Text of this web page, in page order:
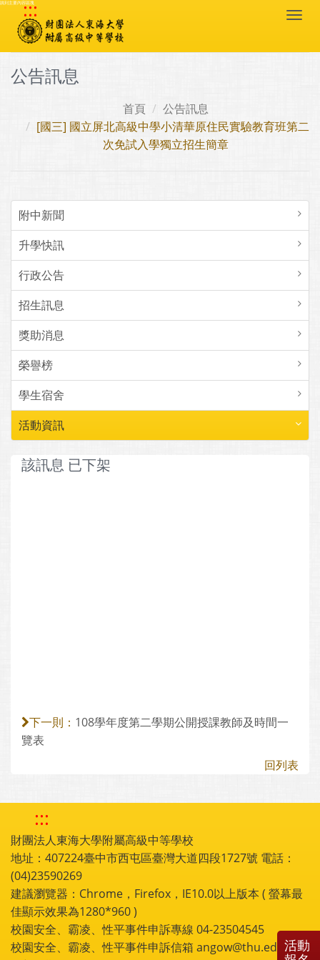
跳到主要內容區塊
:::
公告訊息
首頁
公告訊息
[國三] 國立屏北高級中學小清華原住民實驗教育班第二
次免試入學獨立招生簡章
附中新聞
升學快訊
行政公告
招生訊息
獎助消息
榮譽榜
學生宿舍
活動資訊
該訊息 已下架
下一則： 108學年度第二學期公開授課教師及時間一
覽表
回列表
:::
財團法人東海大學附屬高級中等學校
地址：407224臺中市西屯區臺灣大道四段1727號 電話：
(04)23590269
建議瀏覽器：Chrome，Firefox，IE10.0以上版本 ( 螢幕最
佳顯示效果為1280*960 )
校園安全、霸凌、性平事件申訴專線 04-23504545
校園安全、霸凌、性平事件申訴信箱 angow@thu.edu.tw
活動